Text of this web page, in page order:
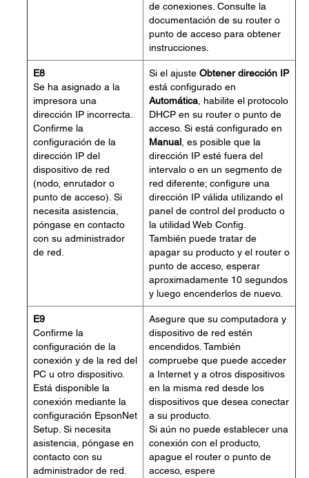
de conexiones. Consulte la
documentación de su router o
punto de acceso para obtener
instrucciones.
E8
Se ha asignado a la
impresora una
dirección IP incorrecta.
Confirme la
configuración de la
dirección IP del
dispositivo de red
(nodo, enrutador o
punto de acceso). Si
necesita asistencia,
póngase en contacto
con su administrador
de red.
Si el ajuste Obtener dirección IP
está configurado en
Automática, habilite el protocolo
DHCP en su router o punto de
acceso. Si está configurado en
Manual, es posible que la
dirección IP esté fuera del
intervalo o en un segmento de
red diferente; configure una
dirección IP válida utilizando el
panel de control del producto o
la utilidad Web Config.
También puede tratar de
apagar su producto y el router o
punto de acceso, esperar
aproximadamente 10 segundos
y luego encenderlos de nuevo.
E9
Confirme la
configuración de la
conexión y de la red del
PC u otro dispositivo.
Está disponible la
conexión mediante la
configuración EpsonNet
Setup. Si necesita
asistencia, póngase en
contacto con su
administrador de red.
Asegure que su computadora y
dispositivo de red estén
encendidos. También
compruebe que puede acceder
a Internet y a otros dispositivos
en la misma red desde los
dispositivos que desea conectar
a su producto.
Si aún no puede establecer una
conexión con el producto,
apague el router o punto de
acceso, espere